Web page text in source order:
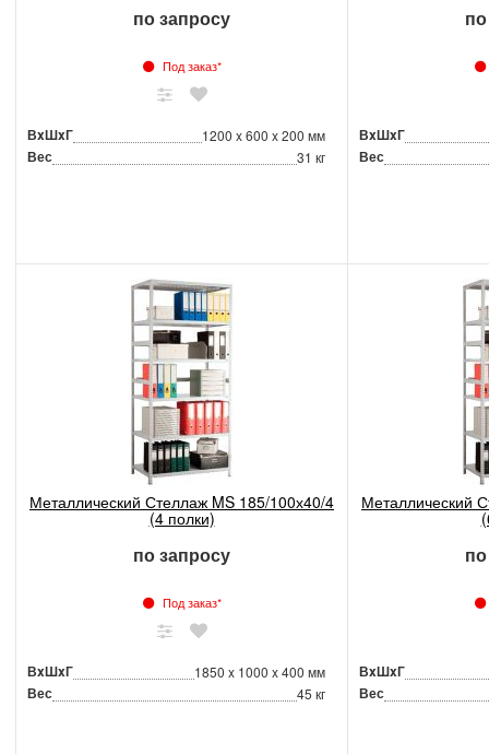
по запросу
Под заказ*
ВxШxГ 1200 x 600 x 200 мм
Вес 31 кг
ВxШxГ
Вес
Металлический Стеллаж MS 185/100х40/4
(4 полки)
по запросу
Под заказ*
ВxШxГ 1850 x 1000 x 400 мм
Вес 45 кг
Металлический
ВxШxГ
Вес